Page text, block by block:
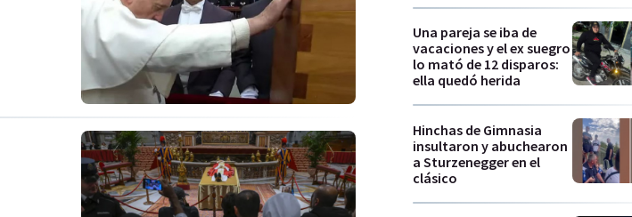
Una pareja se iba de
vacaciones y el ex suegro
lo mató de 12 disparos:
ella quedó herida
Hinchas de Gimnasia
insultaron y abuchearon
a Sturzenegger en el
clásico